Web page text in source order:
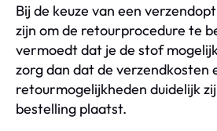
Bij de keuze van een
zijn om de retourprocedure te
vermoedt dat je de stof
zorg dan dat de verzendkosten
retourmogelijkheden duidelijk
bestelling plaatst.